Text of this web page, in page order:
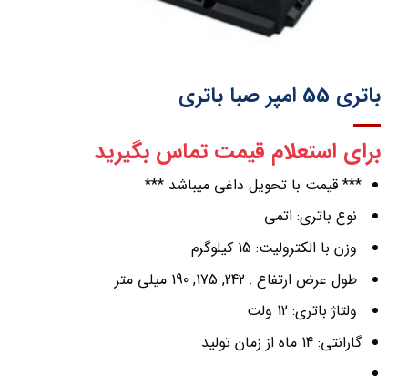
باتری 55 امپر صبا باتری
برای استعلام قیمت تماس بگیرید
*** قیمت با تحویل داغی میباشد ***
نوع باتری: اتمی
وزن با الکترولیت: 15 کیلوگرم
طول عرض ارتفاع : 242, 175, 190 میلی متر
ولتاژ باتری: 12 ولت
گارانتی: 14 ماه از زمان تولید